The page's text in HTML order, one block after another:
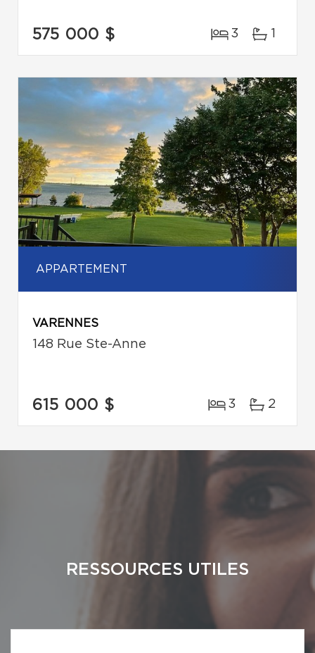
575 000 $ 3 1
APPARTEMENT
VARENNES
148 Rue Ste-Anne
615 000 $ 3 2
RESSOURCES UTILES